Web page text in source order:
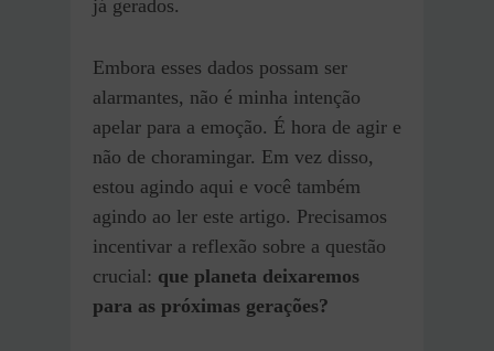
já gerados.
Embora esses dados possam ser
alarmantes, não é minha intenção
apelar para a emoção. É hora de agir e
não de choramingar. Em vez disso,
estou agindo aqui e você também
agindo ao ler este artigo. Precisamos
incentivar a reflexão sobre a questão
crucial: que planeta deixaremos
para as próximas gerações?